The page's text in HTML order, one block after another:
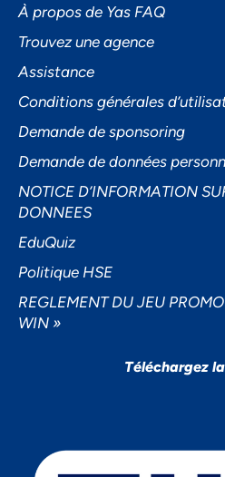
À propos de Yas FAQ
Trouvez une agence
Assistance
Conditions générales
Demande de sponsoring
Demande de données
NOTICE D’INFORMATION
DONNEES
EduQuiz
Politique HSE
REGLEMENT DU JEU
WIN »
Téléchargez